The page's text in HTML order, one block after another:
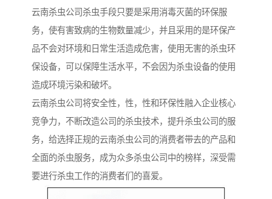
云南杀虫公司杀虫手段只要是采用消毒灭菌的环保服
务，使有害致病的生物数量减少，并且采用的是环保产
品不会对环境和日常生活造成危害，使用无害的杀虫环
保设备，可以保障生活水平，不会因为杀虫设备的使用
造成环境污染和破坏。
云南杀虫公司将安全性，性，性和环保性融入企业核心
竞争力，不断改造公司的杀虫技术，提升杀虫公司的服
务，给选择正规的云南杀虫公司的消费者带去的产品和
全面的杀虫服务，成为众多杀虫公司中的榜样，深受需
要进行杀虫工作的消费者们的喜爱。